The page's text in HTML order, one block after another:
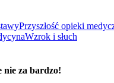
Przyszłość opieki
Wzrok i słuch
nie za bardzo!